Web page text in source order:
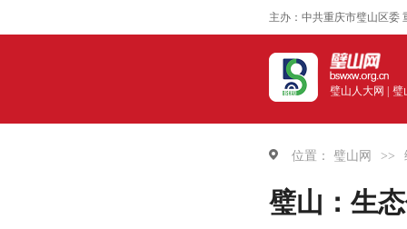
主办：中共重庆市璧山区委
璧山人大网 | 璧
位置： 璧山网 >>
璧山：生